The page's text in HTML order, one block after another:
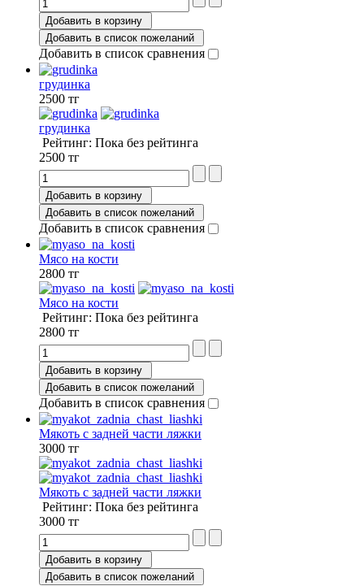
Добавить в корзину
Добавить в список пожеланий
Добавить в список сравнения
грудинка
2500 тг
грудинка
Рейтинг: Пока без рейтинга
2500 тг
Добавить в корзину
Добавить в список пожеланий
Добавить в список сравнения
Мясо на кости
2800 тг
Мясо на кости
Рейтинг: Пока без рейтинга
2800 тг
Добавить в корзину
Добавить в список пожеланий
Добавить в список сравнения
Мякоть с задней части ляжки
3000 тг
Мякоть с задней части ляжки
Рейтинг: Пока без рейтинга
3000 тг
Добавить в корзину
Добавить в список пожеланий